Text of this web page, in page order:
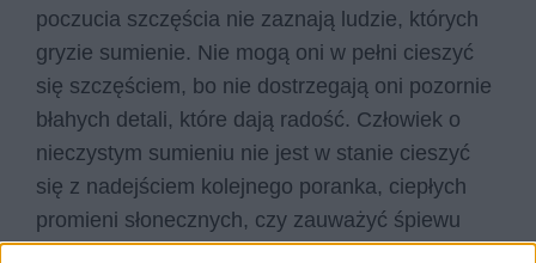
poczucia szczęścia nie zaznają ludzie, których
gryzie sumienie. Nie mogą oni w pełni cieszyć
się szczęściem, bo nie dostrzegają oni pozornie
błahych detali, które dają radość. Człowiek o
nieczystym sumieniu nie jest w stanie cieszyć
się z nadejściem kolejnego poranka, ciepłych
promieni słonecznych, czy zauważyć śpiewu